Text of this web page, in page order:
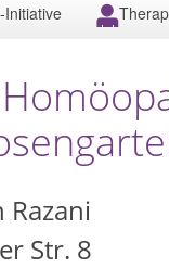
Initiative
Razani
Str. 8